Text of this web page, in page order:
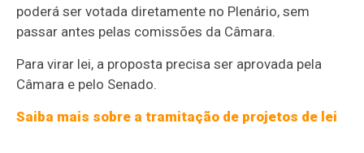
poderá ser votada diretamente no Plenário, sem
passar antes pelas comissões da Câmara.
Para virar lei, a proposta precisa ser aprovada pela
Câmara e pelo Senado.
Saiba mais sobre a tramitação de projetos de lei